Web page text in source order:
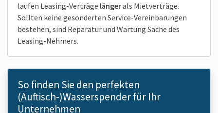
laufen Leasing-Verträge längerals Mietverträge.
Sollten keine gesonderten Service-Vereinbarungen
bestehen, sind Reparatur und Wartung Sache des
Leasing-Nehmers.
So finden Sie den perfekten
(Auftisch-)Wasserspender für Ihr
Unternehmen